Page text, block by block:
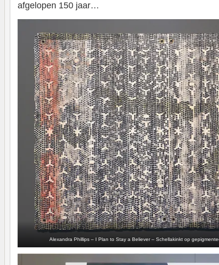
afgelopen 150 jaar…
Alexandra Phillips – I Plan to Stay a Believer – Schellakinkt op